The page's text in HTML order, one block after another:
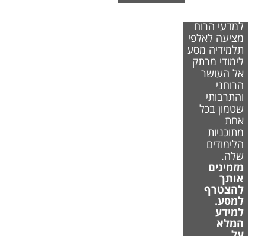
למדעי הרוח
מציעה לאלפי
תלמידיה מסע
לימודי מרתק
אל העושר
הרוחני
והתרבותי
שטמון בכל
אחת
מתוכניות
הלימודים
שלה.
מזמינים
אותך
להצטרף
למסע.
למידע
המלא